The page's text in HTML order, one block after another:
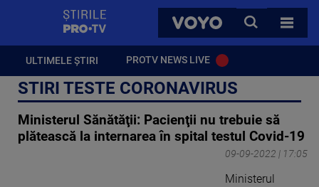
VOYO
CAUTA
TOATE
ULTIMELE ȘTIRI PROTV NEWS LIVE
STIRI TESTE CORONAVIRUS
Ministerul Sănătăţii: Pacienţii nu trebuie să
plătească la internarea în spital testul Covid-19
09-09-2022 | 17:05
Ministerul